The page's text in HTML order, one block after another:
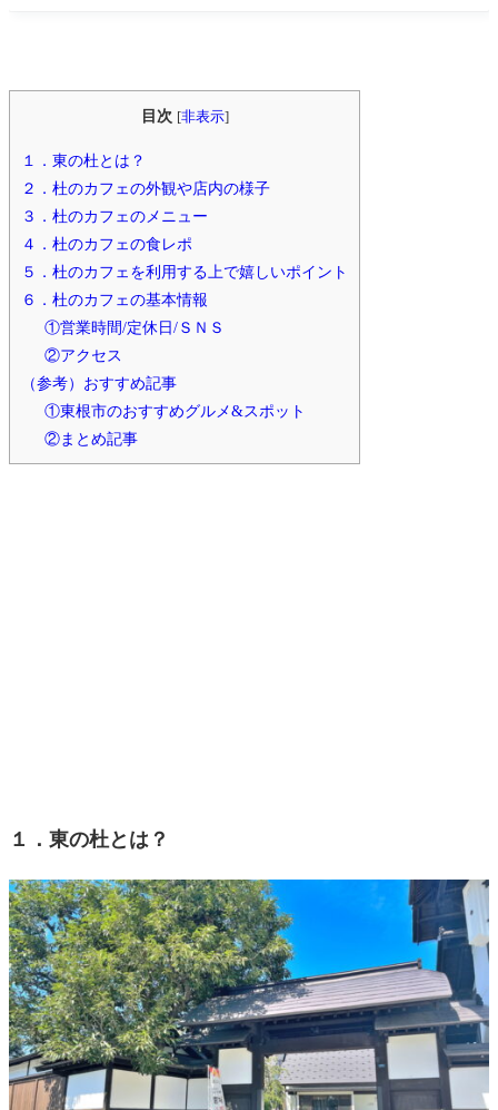
目次 [非表示]
１．東の杜とは？
２．杜のカフェの外観や店内の様子
３．杜のカフェのメニュー
４．杜のカフェの食レポ
５．杜のカフェを利用する上で嬉しいポイント
６．杜のカフェの基本情報
①営業時間/定休日/ＳＮＳ
②アクセス
（参考）おすすめ記事
①東根市のおすすめグルメ&スポット
②まとめ記事
１．東の杜とは？